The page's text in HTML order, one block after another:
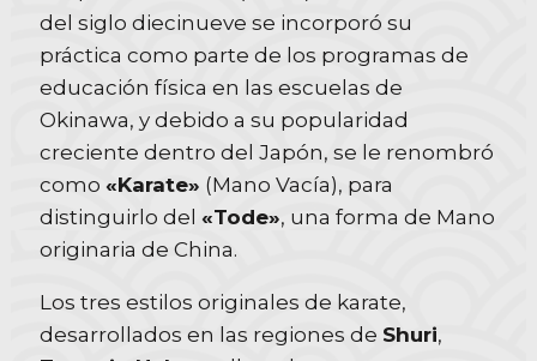
del siglo diecinueve se incorporó su
práctica como parte de los programas de
educación física en las escuelas de
Okinawa, y debido a su popularidad
creciente dentro del Japón, se le renombró
como «Karate» (Mano Vacía), para
distinguirlo del «Tode», una forma de Mano
originaria de China.
Los tres estilos originales de karate,
desarrollados en las regiones de Shuri,